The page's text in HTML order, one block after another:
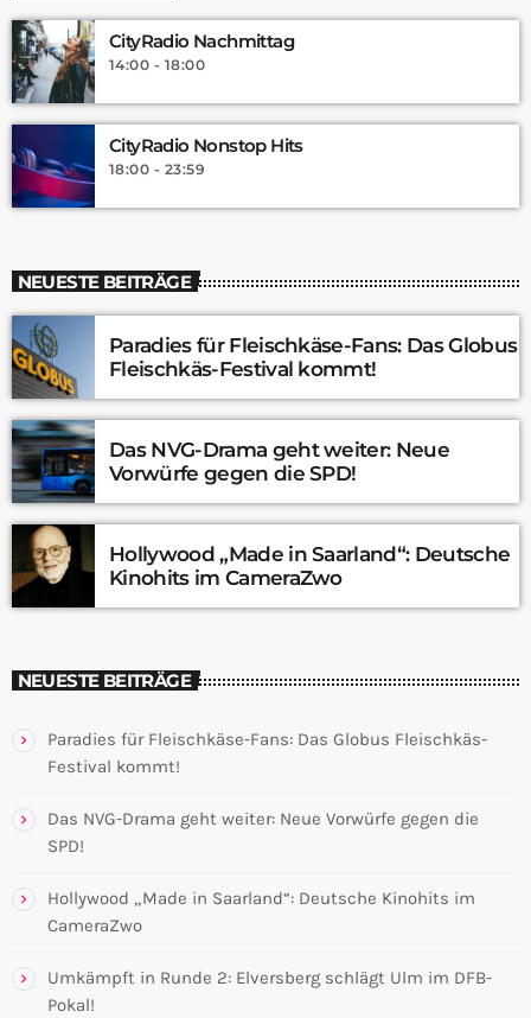
CityRadio Nachmittag
14:00 - 18:00
CityRadio Nonstop Hits
18:00 - 23:59
NEUESTE BEITRÄGE
Paradies für Fleischkäse-Fans: Das Globus
Fleischkäs-Festival kommt!
Das NVG-Drama geht weiter: Neue
Vorwürfe gegen die SPD!
Hollywood „Made in Saarland“: Deutsche
Kinohits im CameraZwo
NEUESTE BEITRÄGE
Paradies für Fleischkäse-Fans: Das Globus Fleischkäs-
Festival kommt!
Das NVG-Drama geht weiter: Neue Vorwürfe gegen die
SPD!
Hollywood „Made in Saarland“: Deutsche Kinohits im
CameraZwo
Umkämpft in Runde 2: Elversberg schlägt Ulm im DFB-
Pokal!